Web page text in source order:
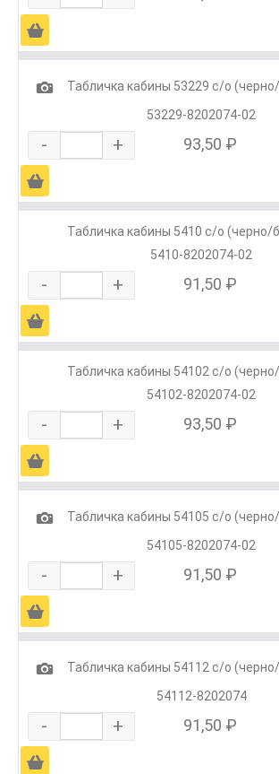
Ä
1
Табличка кабины 53229 с/о
53229-8202074-02
- + 93,50 ₽
Ä
Табличка кабины 5410 с/о (черно/
5410-8202074-02
- + 91,50 ₽
Ä
Табличка кабины 54102 с/о
54102-8202074-02
- + 93,50 ₽
Ä
1
Табличка кабины 54105 с/о
54105-8202074-02
- + 91,50 ₽
Ä
1
Табличка кабины 54112 с/о
54112-8202074
- + 91,50 ₽
Ä